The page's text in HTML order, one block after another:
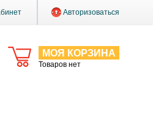
Авторизоваться
МОЯ КОРЗИНА
Товаров нет